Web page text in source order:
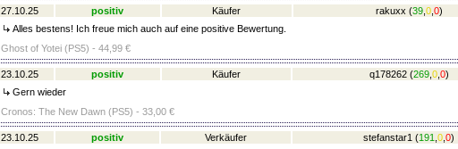
27.10.25 positiv Käufer rakuxx (39 0 0)
Alles bestens! Ich freue mich auch auf eine positive Bewertung.
Ghost of Yotei (PS5) - 44,99 €
23.10.25 positiv Käufer q178262 (269, 0, 0)
Gern wieder
Cronos: The New Dawn (PS5) - 33,00 €
23.10.25 positiv Verkäufer stefanstar1 (191 0 0)